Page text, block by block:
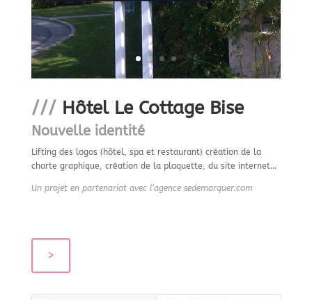
///Hôtel Le Cottage Bise
Nouvelle identité
Lifting des logos (hôtel, spa et restaurant) création de la
charte graphique, création de la plaquette, du site internet…
Un projet en partenariat avec l’agence sedemarquer.com
>